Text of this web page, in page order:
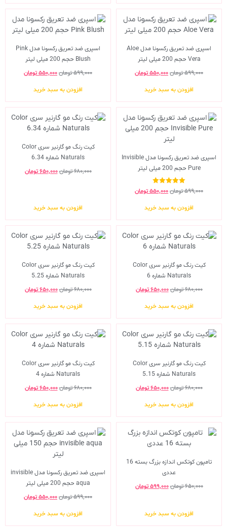
اسپری ضد تعریق رکسونا مدل Aloe
Vera حجم 200 میلی لیتر
۵۹۹,۰۰۰تومان۵۵۰,۰۰۰تومان
افزودن به سبد خرید
اسپری ضد تعریق رکسونا مدل Pink
Blush حجم 200 میلی لیتر
۵۹۹,۰۰۰تومان۵۵۰,۰۰۰تومان
افزودن به سبد خرید
اسپری ضد تعریق رکسونا مدل Invisible
Pure حجم 200 میلی لیتر
نمره
5.00
۵۹۹,۰۰۰تومان۵۵۰,۰۰۰تومان
افزودن به سبد خرید
کیت رنگ مو گارنیر سری Color
Naturals شماره 6.34
۶۸۰,۰۰۰تومان۶۵۰,۰۰۰ تومان
افزودن به سبد خرید
کیت رنگ مو گارنیر سری Color
Naturals شماره 6
۶۸۰,۰۰۰تومان۶۵۰,۰۰۰ تومان
افزودن به سبد خرید
کیت رنگ مو گارنیر سری Color
Naturals شماره 5.25
۶۸۰,۰۰۰تومان۶۵۰,۰۰۰ تومان
افزودن به سبد خرید
کیت رنگ مو گارنیر سری Color
Naturals شماره 5.15
۶۸۰,۰۰۰تومان۶۵۰,۰۰۰ تومان
افزودن به سبد خرید
کیت رنگ مو گارنیر سری Color
Naturals شماره 4
۶۸۰,۰۰۰تومان۶۵۰,۰۰۰ تومان
افزودن به سبد خرید
تامپون کوتکس اندازه بزرگ بسته 16
عددی
۶۵۰,۰۰۰تومان۵۹۹,۰۰۰ تومان
افزودن به سبد خرید
اسپری ضد تعریق رکسونا مدل invisible
aqua حجم 200 میلی لیتر
۵۹۹,۰۰۰تومان۵۵۰,۰۰۰تومان
افزودن به سبد خرید